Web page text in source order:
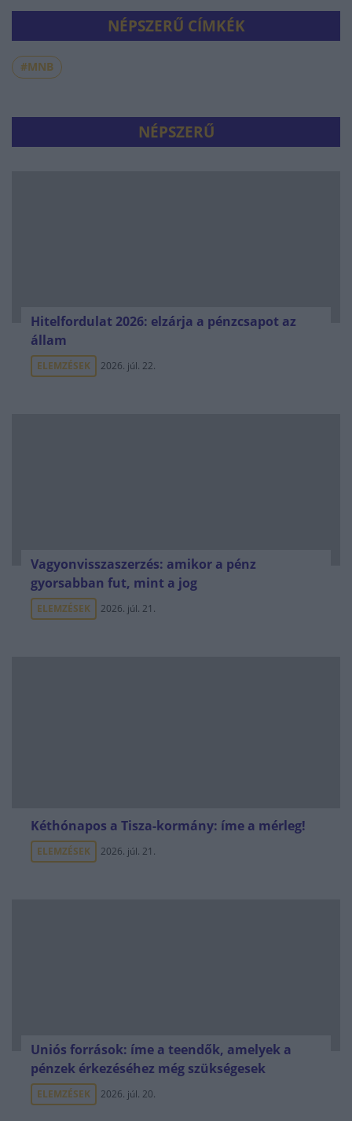
NÉPSZERŰ CÍMKÉK
#MNB
NÉPSZERŰ
Hitelfordulat 2026: elzárja a pénzcsapot az
állam
ELEMZÉSEK 2026. júl. 22.
Vagyonvisszaszerzés: amikor a pénz
gyorsabban fut, mint a jog
ELEMZÉSEK 2026. júl. 21.
Kéthónapos a Tisza-kormány: íme a mérleg!
ELEMZÉSEK 2026. júl. 21.
Uniós források: íme a teendők, amelyek a
pénzek érkezéséhez még szükségesek
ELEMZÉSEK 2026. júl. 20.